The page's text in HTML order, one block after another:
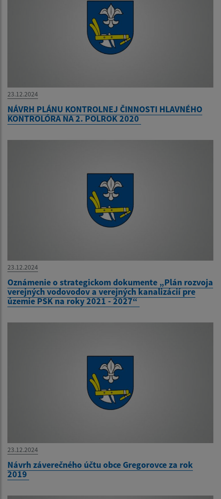
23.12.2024
NÁVRH PLÁNU KONTROLNEJ ČINNOSTI HLAVNÉHO
KONTROLÓRA NA 2. POLROK 2020
23.12.2024
Oznámenie o strategickom dokumente „Plán rozvoja
verejných vodovodov a verejných kanalizácií pre
územie PSK na roky 2021 - 2027“
23.12.2024
Návrh záverečného účtu obce Gregorovce za rok
2019